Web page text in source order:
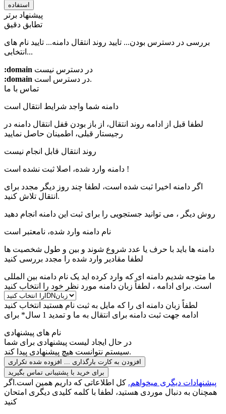
استفاده
پیشنهاد برتر
تطابق دقیق
بررسی در دسترس بودن... تایید روند انتقال دامنه... تایید نام های
انتخابی...
:domain در دسترس نیست
:domain
در دسترس است.
تماس با ما
دامنه شما واجد شرایط انتقال است
لطفا قبل از ادامه روند انتقال، از باز بودن قفل انتقال دامنه در
رجیستار قبلی، اطمینان حاصل نمایید
روند انتقال قابل انجام نیست
دامنه وارد شده، اصلا ثبت نشده است !
اگر دامنه اخیرا ثبت شده است، لطفا چند روز دیگر مجدد برای
انتقال تلاش کنید.
روش دیگر ، می توانید جستجویی را برای ثبت این دامنه انجام دهید
نام دامنه وارد شده، نامعتبر است
دامنه ها باید با حرف یا عدد شروع شوند و بین و طول شخصیت ها
لطفا مقادیر وارد شده را مجدد بررسی کنید
ما متوجه شدیم دامنه ای که وارد کرده اید یک نام دامنه بین المللی
است. برای ادامه ، لطفاً زبان دامنه مورد نظر خود را انتخاب کنید
لطفاً زبان دامنه ای را که مایل به ثبت نام هستید انتخاب کنید
ادامه جهت ثبت دامنه برای انتقال به ما و تمدید 1 سال* برای
نام های پیشنهادی
در حال ایجاد لیست پیشنهادی برای شما
سیستم نتوانست هیچ پیشنهادی پیدا کند.
افزودن به کارت بارگذاری ... افزوده شده تکراری
برای خرید با پشتیبانی تماس بگیرید
پیشنهادات دیگری میخواهم. کل اطلاعاتی که داریم همین است.اگر
همچنان به دنبال موردی هستید، لطفا با کلمه کلیدی دیگری امتحان
کنید